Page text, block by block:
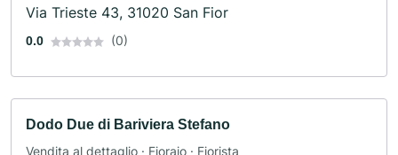
Via Trieste 43, 31020 San Fior
0.0 (0)
Dodo Due di Bariviera Stefano
Vendita al dettaglio · Fioraio · Fiorista